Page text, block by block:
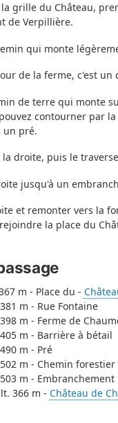
la grille du Château,
de Verpillière.
qui monte
de la ferme, c'est
de terre qui monte
contourner par
un pré.
la droite, puis le
jusqu'à un
et remonter vers la
la place du
m - Place du -
m - Rue Fontaine
m - Ferme de
m - Barrière à bétail
m - Pré
m - Chemin forestier
m - Embranchement
366 m - Château de